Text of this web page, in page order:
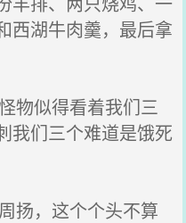
西湖牛肉羹，最后拿
物似得看着我们三
我们三个难道是饿死
扬，这个个头不算